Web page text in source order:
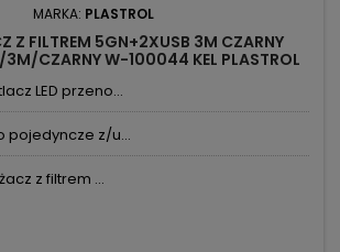
MARKA: PLASTROL
Z FILTREM 5GN+2XUSB 3M CZARNY
CZARNY W-100044 KEL PLASTROL
LED przeno...
pojedyncze z/u...
z filtrem ...